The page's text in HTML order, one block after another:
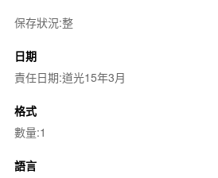
保存狀況:整
日期
責任日期:道光15年3月
格式
數量:1
語言